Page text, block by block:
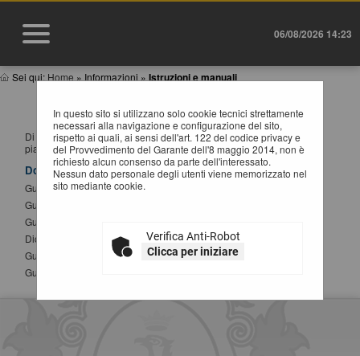
06/08/2026 14:23
Sei qui: Home » Informazioni » Istruzioni e manuali
In questo sito si utilizzano solo cookie tecnici strettamente
necessari alla navigazione e configurazione del sito,
rispetto ai quali, ai sensi dell'art. 122 del codice privacy e
del Provvedimento del Garante dell'8 maggio 2014, non è
richiesto alcun consenso da parte dell'interessato.
Nessun dato personale degli utenti viene memorizzato nel
sito mediante cookie.
Verifica Anti-Robot
Clicca per iniziare
ISTRUZIONI E MANUALI
Di seguito si riportano i manuali di supporto per operare con la
piattaforma telematica dell'Ente.
Documenti
Guida alla registrazione al portale
Guida alla presentazione di un offerta telematica
Guida all'iscrizione agli elenchi operatori economici
Dichiarazione sostitutiva atto notorio modifica SPID
Guida alla compilazione del DGUE elettronico
Guida alla presentazione di Affidamenti Diretti